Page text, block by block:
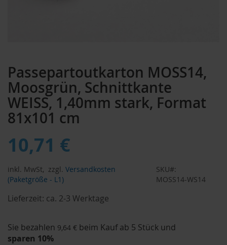
Passepartoutkarton MOSS14,
Moosgrün, Schnittkante
WEISS, 1,40mm stark, Format
81x101 cm
10,71 €
inkl. MwSt, zzgl. Versandkosten
(Paketgröße - L1)
SKU
MOSS14-WS14
Lieferzeit: ca. 2-3 Werktage
Sie bezahlen 9,64 € beim Kauf ab 5 Stück und
sparen 10%
der
Bildergalerie
springen